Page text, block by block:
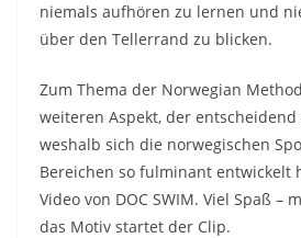
niemals aufhören zu lernen und
über den Tellerrand zu blicken.
Zum Thema der Norwegian
weiteren Aspekt, der
weshalb sich die norwegischen
Bereichen so fulminant entwickelt
Video von DOC SWIM. Viel Spaß –
das Motiv startet der Clip.